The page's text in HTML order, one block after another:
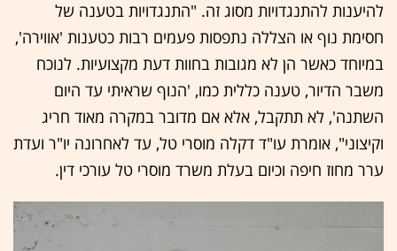
להיענות להתנגדויות מסוג זה. "התנגדויות בטענה של
חסימת נוף או הצללה נתפסות פעמים רבות כטענות 'אווירה',
במיוחד כאשר הן לא מגובות בחוות דעת מקצועיות. לנוכח
משבר הדיור, טענה כללית כמו, 'הנוף שראיתי עד היום
השתנה', לא תתקבל, אלא אם מדובר במקרה מאוד חריג
וקיצוני", אומרת עו"ד דקלה מוסרי טל, עד לאחרונה יו"ר ועדת
ערר מחוז חיפה וכיום בעלת משרד מוסרי טל עורכי דין.